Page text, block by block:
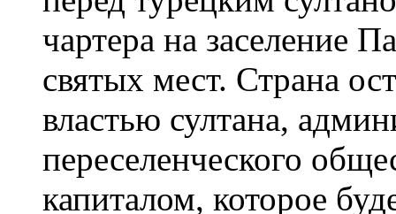
чартера на заселение
святых мест. Страна
властью султана,
переселенческого
капиталом, которое